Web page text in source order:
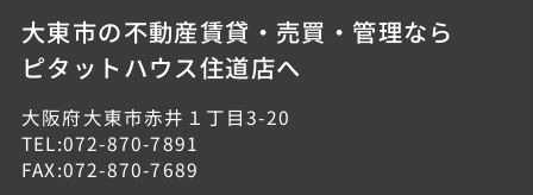
大東市の不動産賃貸・売買・管理なら
ピタットハウス住道店へ
大阪府大東市赤井１丁目3-20
TEL:072-870-7891
FAX:072-870-7689